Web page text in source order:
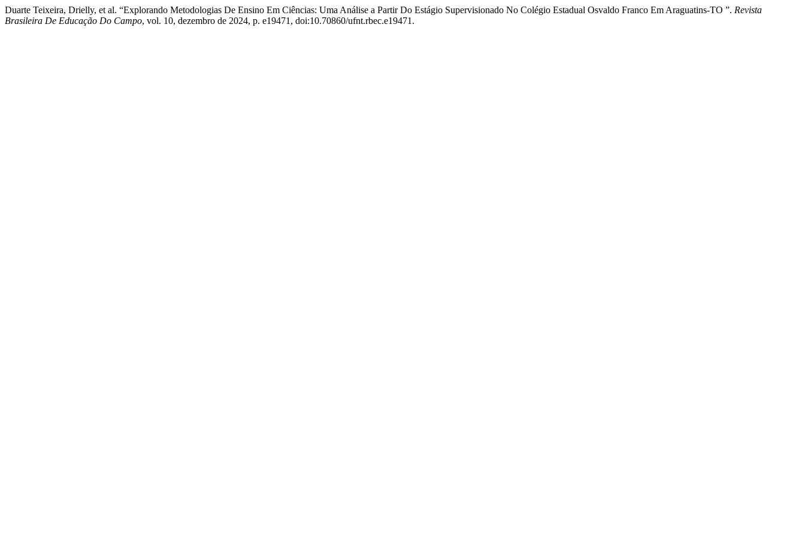
Duarte Teixeira, Drielly, et al. “Explorando Metodologias De Ensino Em Ciências: Uma Análise a Partir Do Estágio Supervisionado No Colégio Estadual Osvaldo Franco Em Araguatins-TO ”. Revista
Brasileira De Educação Do Campo, vol. 10, dezembro de 2024, p. e19471, doi:10.70860/ufnt.rbec.e19471.